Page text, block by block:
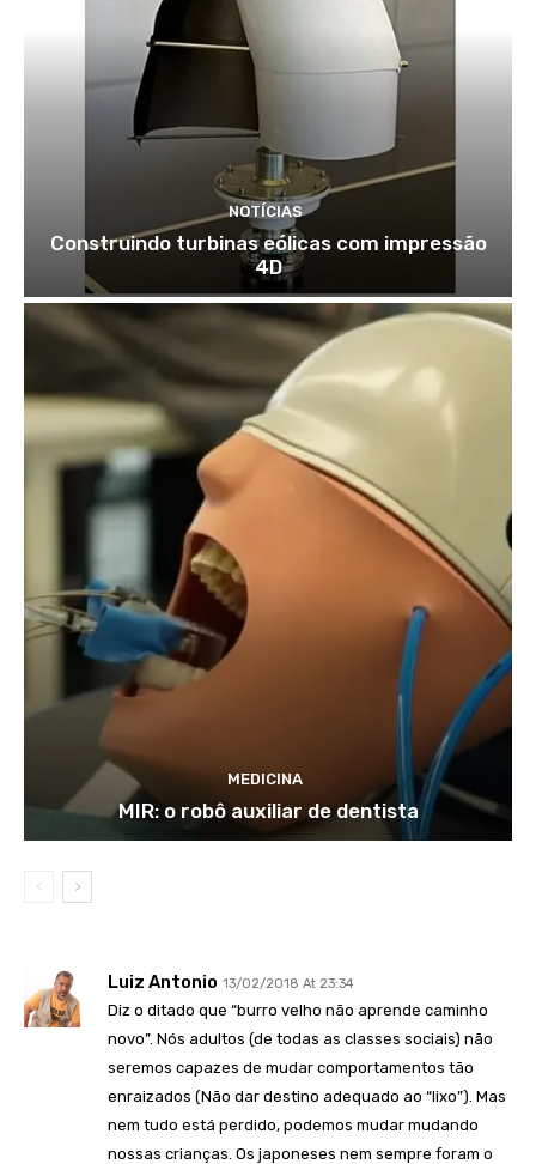
NOTÍCIAS
Construindo turbinas eólicas com impressão
4D
MEDICINA
MIR: o robô auxiliar de dentista
Luiz Antonio 13/02/2018 At 23:34
Diz o ditado que “burro velho não aprende caminho
novo”. Nós adultos (de todas as classes sociais) não
seremos capazes de mudar comportamentos tão
enraizados (Não dar destino adequado ao “lixo”). Mas
nem tudo está perdido, podemos mudar mudando
nossas crianças. Os japoneses nem sempre foram o